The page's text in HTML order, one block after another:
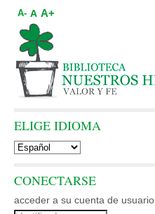
A- A A+
ELIGE IDIOMA
CONECTARSE
acceder a su cuenta de usuario